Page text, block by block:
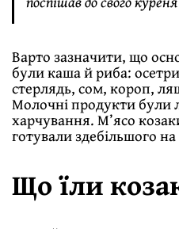
Варто зазначити, що
були каша й риба:
стерлядь, сом, короп,
Молочні продукти були
харчування. М’ясо
готували здебільшого
Що їли